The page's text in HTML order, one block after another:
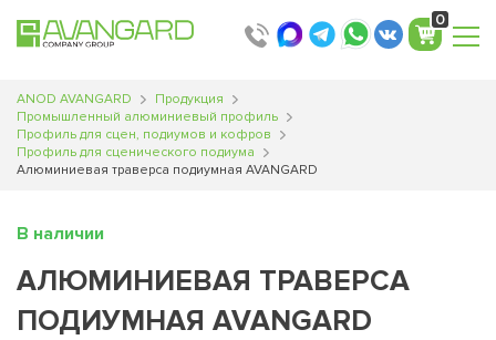
0
ANOD AVANGARD
Продукция
Промышленный алюминиевый профиль
Профиль для сцен, подиумов и кофров
Профиль для сценического подиума
Алюминиевая траверса подиумная AVANGARD
В наличии
АЛЮМИНИЕВАЯ ТРАВЕРСА
ПОДИУМНАЯ AVANGARD